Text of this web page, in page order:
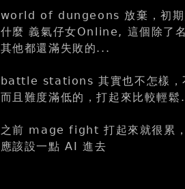
world of dungeons 放棄，初期
什麼 義氣仔女Online, 這個除了名
其他都還滿失敗的...
battle stations 其實也不怎樣
而且難度滿低的，打起來比較輕鬆
之前 mage fight 打起來就很累
應該設一點 AI 進去